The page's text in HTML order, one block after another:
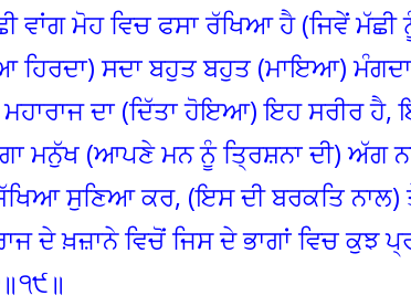
ਵਾਂਗ ਮੋਹ ਵਿਚ ਫਸਾ ਰੱਖਿਆ ਹੈ (ਜਿਵੇਂ
ਸਦਾ ਬਹੁਤ ਬਹੁਤ (ਮਾਇਆ) ਮੰਗਦਾ
ਦਾ (ਦਿੱਤਾ ਹੋਇਆ) ਇਹ ਸਰੀਰ ਹੈ,
ਮਨੁੱਖ (ਆਪਣੇ ਮਨ ਨੂੰ ਤ੍ਰਿਸ਼ਨਾ ਦੀ) ਅੱਗ
ਸੁਣਿਆ ਕਰ, (ਇਸ ਦੀ ਬਰਕਤਿ ਨਾਲ)
ਦੇ ਖ਼ਜ਼ਾਨੇ ਵਿਚੋਂ ਜਿਸ ਦੇ ਭਾਗਾਂ ਵਿਚ ਕੁਝ